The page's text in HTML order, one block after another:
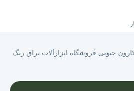
جنوبی فروشگاه ابزارآلات یراق رنگ